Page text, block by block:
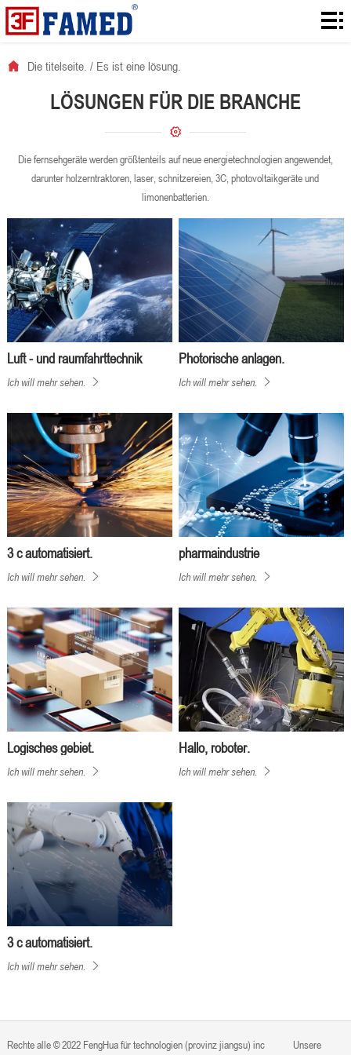
Die
eine
Ranzoomen.
Vernetzt.
Die titelseite. / Es ist eine lösung.
LÖSUNGEN FÜR DIE BRANCHE
Die fernsehgeräte werden größtenteils auf neue energietechnologien angewendet,
darunter holzerntraktoren, laser, schnitzereien, 3C, photovoltaikgeräte und
limonenbatterien.
Luft - und raumfahrttechnik
Ich will mehr sehen.
Photorische anlagen.
Ich will mehr sehen.
3 c automatisiert.
Ich will mehr sehen.
pharmaindustrie
Ich will mehr sehen.
Logisches gebiet.
Ich will mehr sehen.
Hallo, roboter.
Ich will mehr sehen.
3 c automatisiert.
Ich will mehr sehen.
Rechte alle © 2022 FengHua für technologien (provinz jiangsu) inc Unsere